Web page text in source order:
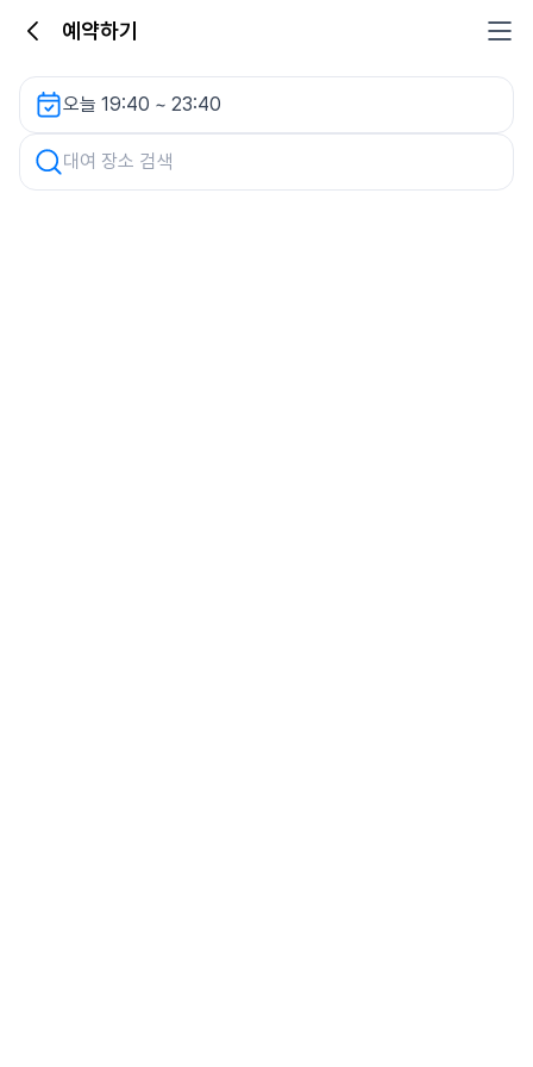
예약하기
오늘 19:40 ~ 23:40
롯데백화점 일산점 별관 렌터카